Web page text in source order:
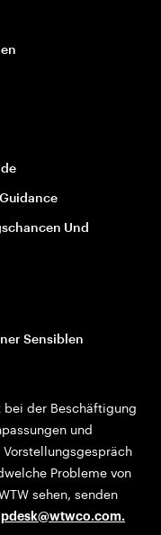
Und
Sensiblen
bei der Beschäftigung
und
Probleme von
sehen, senden
.